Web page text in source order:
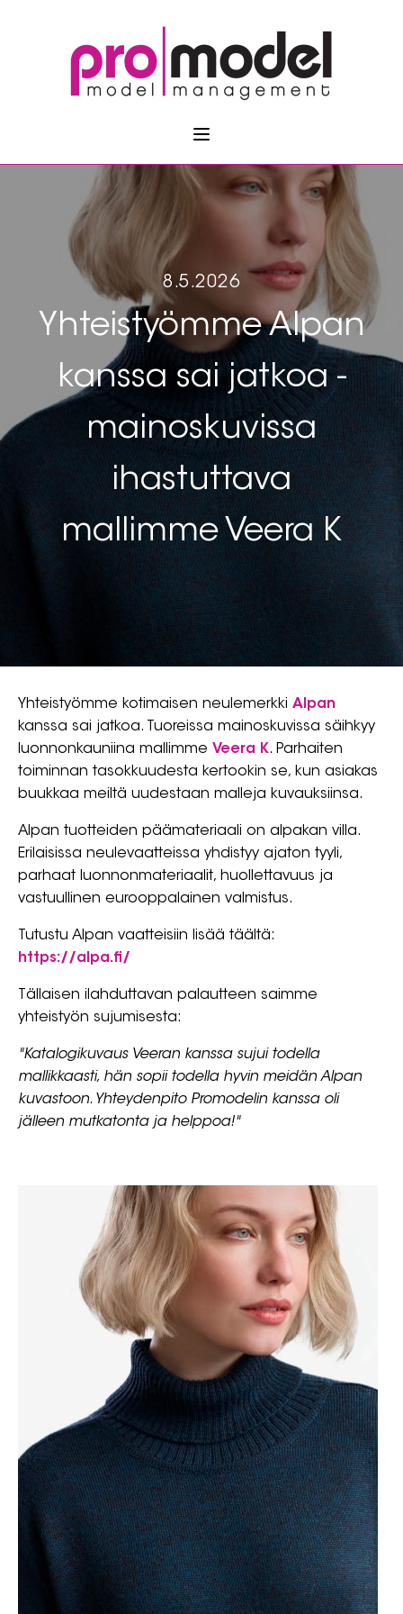
8.5.2026
Yhteistyömme Alpan
kanssa sai jatkoa -
mainoskuvissa
ihastuttava
mallimme Veera K
Yhteistyömme kotimaisen neulemerkki Alpan
kanssa sai jatkoa. Tuoreissa mainoskuvissa säihkyy
luonnonkauniina mallimme Veera K. Parhaiten
toiminnan tasokkuudesta kertookin se, kun asiakas
buukkaa meiltä uudestaan malleja kuvauksiinsa.
Alpan tuotteiden päämateriaali on alpakan villa.
Erilaisissa neulevaatteissa yhdistyy ajaton tyyli,
parhaat luonnonmateriaalit, huollettavuus ja
vastuullinen eurooppalainen valmistus.
Tutustu Alpan vaatteisiin lisää täältä:
https://alpa.fi/
Tällaisen ilahduttavan palautteen saimme
yhteistyön sujumisesta:
"Katalogikuvaus Veeran kanssa sujui todella
mallikkaasti, hän sopii todella hyvin meidän Alpan
kuvastoon. Yhteydenpito Promodelin kanssa oli
jälleen mutkatonta ja helppoa!"